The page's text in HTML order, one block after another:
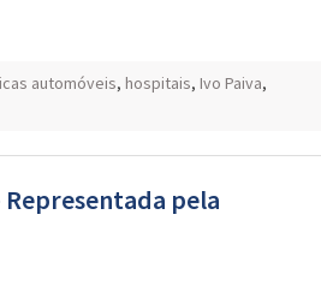
automóveis, hospitais, Ivo Paiva,
pela